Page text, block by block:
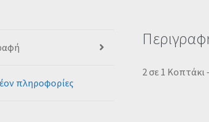
πληροφορίες
2 σε 1